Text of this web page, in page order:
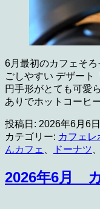
6月最初のカフェそ
ごしやすい デザート
円手形がとても可愛
ありでホットコーヒ
投稿日: 2026年6月6日
カテゴリー: カフェレ
んカフェ
ドーナツ
2026年6月